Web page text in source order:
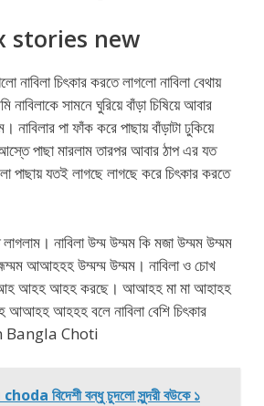
stories new
নাবিলা চিৎকার করতে লাগলো নাবিলা বেথায়
সামনে ঘুরিয়ে বাঁড়া চিষিয়ে আবার
নাবিলার পা ফাঁক করে পাছায় বাঁড়াটা ঢুকিয়ে
পাছা মারলাম তারপর আবার ঠাপ এর যত
পাছায় যতই লাগছে লাগছে করে চিৎকার করতে
নাবিলা উম্ম উম্মম কি মজা উম্মম উম্মম
আআহহহ উম্মম্ম উম্মম। নাবিলা ও চোখ
আহহ আহহ করছে। আআহহ মা মা আহাহহ
আহহহ বলে নাবিলা বেশি চিৎকার
Bangla Choti
বিদেশী বন্ধু চুদলো সুন্দরী বউকে ১